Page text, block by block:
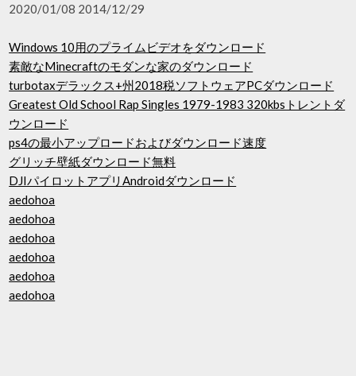
2020/01/08 2014/12/29
Windows 10用のプライムビデオをダウンロード
素敵なMinecraftのモダンな家のダウンロード
turbotaxデラックス+州2018税ソフトウェアPCダウンロード
Greatest Old School Rap Singles 1979-1983 320kbsトレントダ
ウンロード
ps4の最小アップロードおよびダウンロード速度
グリッチ壁紙ダウンロード無料
DJIパイロットアプリAndroidダウンロード
aedohoa
aedohoa
aedohoa
aedohoa
aedohoa
aedohoa